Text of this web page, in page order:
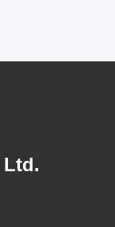
Ltd.